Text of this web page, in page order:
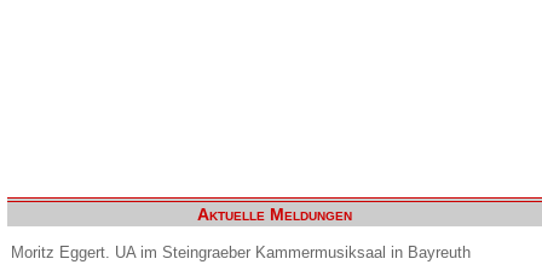
Aktuelle Meldungen
Moritz Eggert. UA im Steingraeber Kammermusiksaal in Bayreuth